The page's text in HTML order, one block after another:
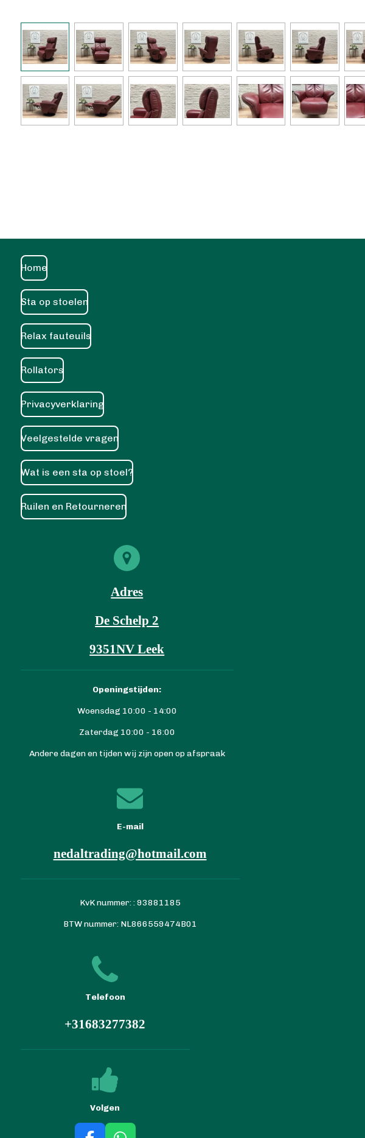
Home
Sta op stoelen
Relax fauteuils
Rollators
Privacyverklaring
Veelgestelde vragen
Wat is een sta op stoel?
Ruilen en Retourneren
Adres
De Schelp 2
9351NV Leek
Openingstijden:
Woensdag 10:00 - 14:00
Zaterdag 10:00 - 16:00
Andere dagen en tijden wij zijn open op afspraak
E-mail
nedaltrading@hotmail.com
KvK nummer: : 93881185
BTW nummer: NL866559474B01
Telefoon
+31683277382
Volgen